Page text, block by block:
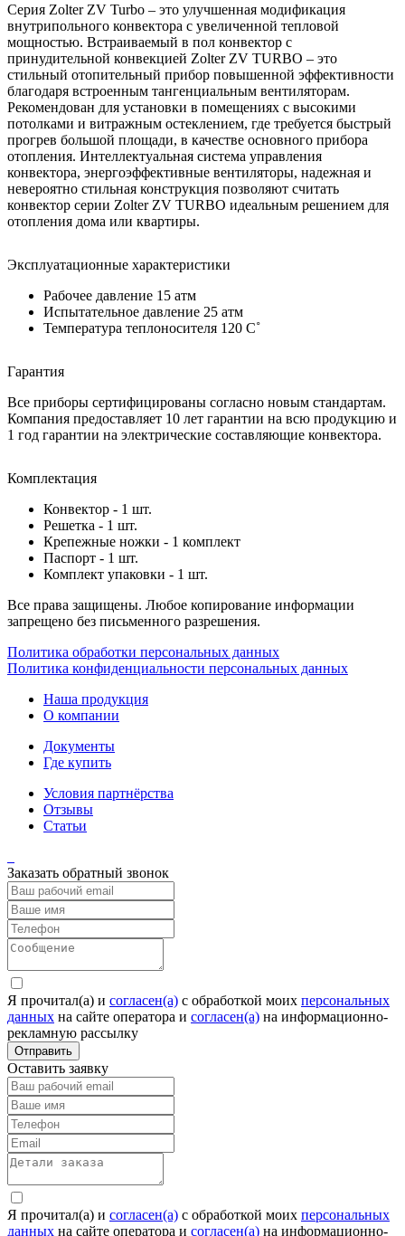
Серия Zolter ZV Turbo – это улучшенная модификация
внутрипольного конвектора с увеличенной тепловой
мощностью. Встраиваемый в пол конвектор с
принудительной конвекцией Zolter ZV TURBO – это
стильный отопительный прибор повышенной эффективности
благодаря встроенным тангенциальным вентиляторам.
Рекомендован для установки в помещениях с высокими
потолками и витражным остеклением, где требуется быстрый
прогрев большой площади, в качестве основного прибора
отопления. Интеллектуальная система управления
конвектора, энергоэффективные вентиляторы, надежная и
невероятно стильная конструкция позволяют считать
конвектор серии Zolter ZV TURBO идеальным решением для
отопления дома или квартиры.
Эксплуатационные характеристики
Рабочее давление 15 атм
Испытательное давление 25 атм
Температура теплоносителя 120 C˚
Гарантия
Все приборы сертифицированы согласно новым стандартам.
Компания предоставляет 10 лет гарантии на всю продукцию и
1 год гарантии на электрические составляющие конвектора.
Комплектация
Конвектор - 1 шт.
Решетка - 1 шт.
Крепежные ножки - 1 комплект
Паспорт - 1 шт.
Комплект упаковки - 1 шт.
Все права защищены. Любое копирование информации
запрещено без письменного разрешения.
Политика обработки персональных данных
Политика конфиденциальности персональных данных
Наша продукция
О компании
Документы
Где купить
Условия партнёрства
Отзывы
Статьи
Заказать обратный звонок
Я прочитал(а) и согласен(а) c обработкой моих персональных
данных на сайте оператора и согласен(а) на информационно-
рекламную рассылку
Отправить
Оставить заявку
Я прочитал(а) и согласен(а) c обработкой моих персональных
данных на сайте оператора и согласен(а) на информационно-